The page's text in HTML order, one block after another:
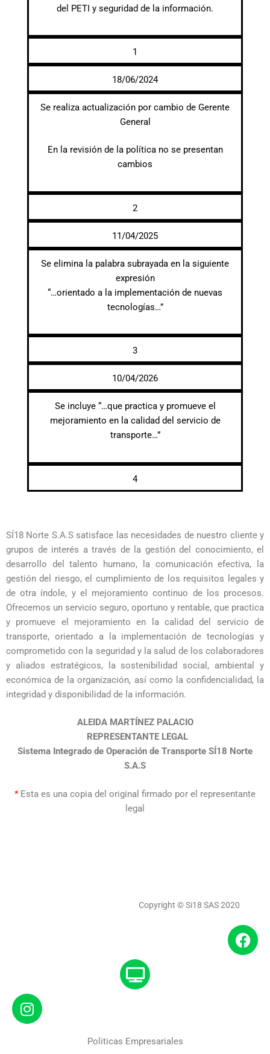
del PETI y seguridad de la información.
1
18/06/2024
Se realiza actualización por cambio de Gerente
General
En la revisión de la política no se presentan
cambios
2
11/04/2025
Se elimina la palabra subrayada en la siguiente
expresión
“…orientado a la implementación de nuevas
tecnologías…”
3
10/04/2026
Se incluye “…que practica y promueve el
mejoramiento en la calidad del servicio de
transporte…”
4
SÍ18 Norte S.A.S satisface las necesidades de nuestro cliente y
grupos de interés a través de la gestión del conocimiento, el
desarrollo del talento humano, la comunicación efectiva, la
gestión del riesgo, el cumplimiento de los requisitos legales y
de otra índole, y el mejoramiento continuo de los procesos.
Ofrecemos un servicio seguro, oportuno y rentable, que practica
y promueve el mejoramiento en la calidad del servicio de
transporte, orientado a la implementación de tecnologías y
comprometido con la seguridad y la salud de los colaboradores
y aliados estratégicos, la sostenibilidad social, ambiental y
económica de la organización, así como la confidencialidad, la
integridad y disponibilidad de la información.
ALEIDA MARTÍNEZ PALACIO
REPRESENTANTE LEGAL
Sistema Integrado de Operación de Transporte SÍ18 Norte
S.A.S
*Esta es una copia del original firmado por el representante
legal
Copyright © Si18 SAS 2020
Politicas Empresariales